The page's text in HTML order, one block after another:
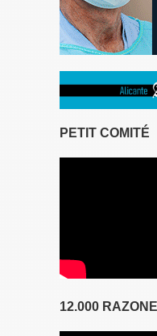
PETIT COMITÉ
12.000